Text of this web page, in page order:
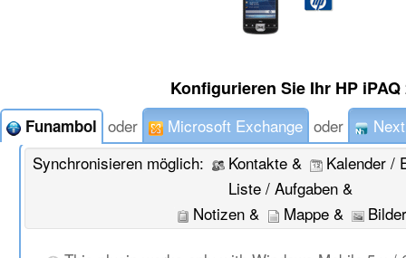
Konfigurieren Sie Ihr HP
Funambol oder Microsoft Exchange oder
Synchronisieren möglich:
Kontakte &
Kalender /
Liste / Aufgaben &
Notizen &
Mappe & Bilder